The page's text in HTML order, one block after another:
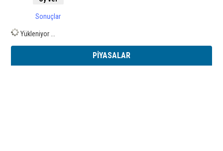
Sonuçlar
Yükleniyor ...
PİYASALAR